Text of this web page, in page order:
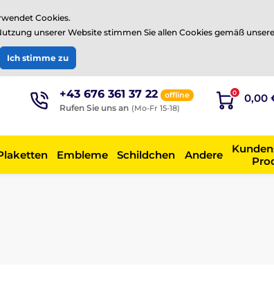
aufTrustpilot
EUR
+43 676 361 37 22 offline
Rufen Sie uns an (Mo-Fr 15-18)
0 0,00
Embleme Schildchen Andere
Cookies.
unserer Website stimmen Sie allen Cookies gemäß
Ich stimme zu